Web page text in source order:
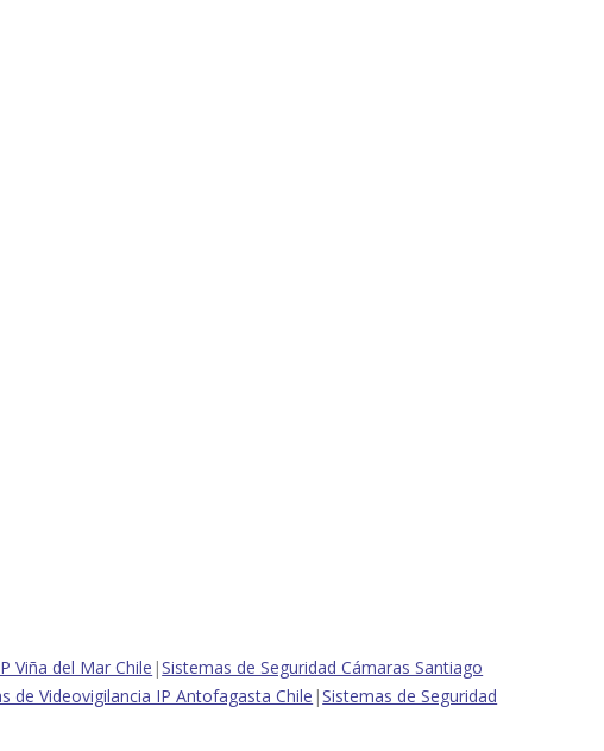
Viña del Mar Chile |Sistemas de Seguridad Cámaras Santiago
de Videovigilancia IP Antofagasta Chile |Sistemas de Seguridad